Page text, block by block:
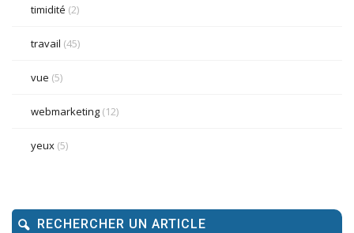
timidité (2)
travail (45)
vue (5)
webmarketing (12)
yeux (5)
RECHERCHER UN ARTICLE